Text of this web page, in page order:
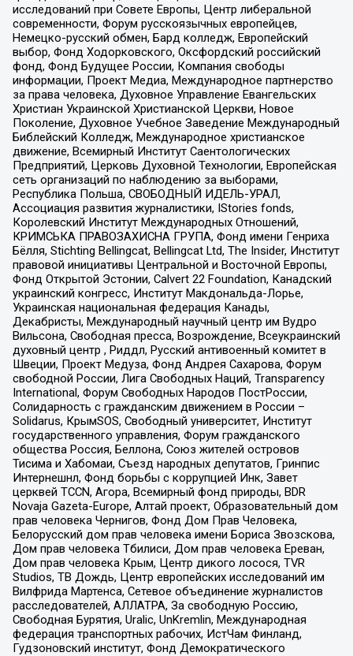
исследований при Совете Европы, Центр либеральной
современности, Форум русскоязычных европейцев,
Немецко-русский обмен, Бард колледж, Европейский
выбор, Фонд Ходорковского, Оксфордский российский
фонд, Фонд Будущее России, Компания свободы
информации, Проект Медиа, Международное партнерство
за права человека, Духовное Управление Евангельских
Христиан Украинской Христианской Церкви, Новое
Поколение, Духовное Учебное Заведение Международный
Библейский Колледж, Международное христианское
движение, Всемирный Институт Саентологических
Предприятий, Церковь Духовной Технологии, Европейская
сеть организаций по наблюдению за выборами,
Республика Польша, СВОБОДНЫЙ ИДЕЛЬ-УРАЛ,
Ассоциация развития журналистики, IStories fonds,
Королевский Институт Международных Отношений,
КРИМСЬКА ПРАВОЗАХИСНА ГРУПА, Фонд имени Генриха
Бёлля, Stichting Bellingcat, Bellingcat Ltd, The Insider, Институт
правовой инициативы Центральной и Восточной Европы,
Фонд Открытой Эстонии, Calvert 22 Foundation, Канадский
украинский конгресс, Институт Макдональда-Лорье,
Украинская национальная федерация Канады,
Декабристы, Международный научный центр им Вудро
Вильсона, Свободная пресса, Возрождение, Всеукраинский
духовный центр , Риддл, Русский антивоенный комитет в
Швеции, Проект Медуза, Фонд Андрея Сахарова, Форум
свободной России, Лига Свободных Наций, Transparеncy
International, Форум Свободных Народов ПостРоссии,
Солидарность с гражданским движением в России –
Solidarus, КрымSOS, Свободный университет, Институт
государственного управления, Форум гражданского
общества Россия, Беллона, Союз жителей островов
Тисима и Хабомаи, Съезд народных депутатов, Гринпис
Интернешнл, Фонд борьбы с коррупцией Инк, Завет
церквей TCCN, Агора, Всемирный фонд природы, BDR
Novaja Gazeta-Europe, Алтай проект, Образовательный дом
прав человека Чернигов, Фонд Дом Прав Человека,
Белорусский дом прав человека имени Бориса Звозскова,
Дом прав человека Тбилиси, Дом прав человека Ереван,
Дом прав человека Крым, Центр дикого лосося, TVR
Studios, ТВ Дождь, Центр европейских исследований им
Вилфрида Мартенса, Сетевое объединение журналистов
расследователей, АЛЛАТРА, За свободную Россию,
Свободная Бурятия, Uralic, UnKremlin, Международная
федерация транспортных рабочих, ИстЧам Финланд,
Гудзоновский институт, Фонд Демократического